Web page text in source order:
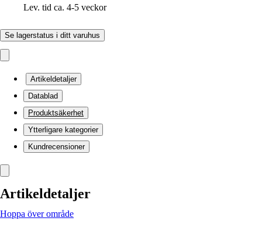
Lev. tid ca. 4-5 veckor
Se lagerstatus i ditt varuhus
Artikeldetaljer
Datablad
Produktsäkerhet
Ytterligare kategorier
Kundrecensioner
Artikeldetaljer
Hoppa över område